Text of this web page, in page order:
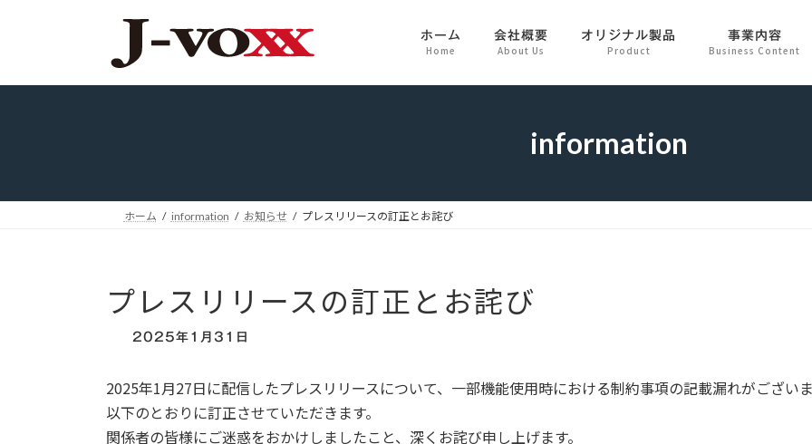
プ
動
ホーム
Home
会社概要
About Us
オリジナル製品
Product
事業内容
Business Content
information
ホーム information お知らせ プレスリリースの訂正とお詫び
プレスリリースの訂正とお詫び
2025年1月31日
2025年1月27日に配信したプレスリリースについて、一部機能使用時における制約事項の記載漏れがございま
以下のとおりに訂正させていただきます。
関係者の皆様にご迷惑をおかけしましたこと、深くお詫び申し上げます。